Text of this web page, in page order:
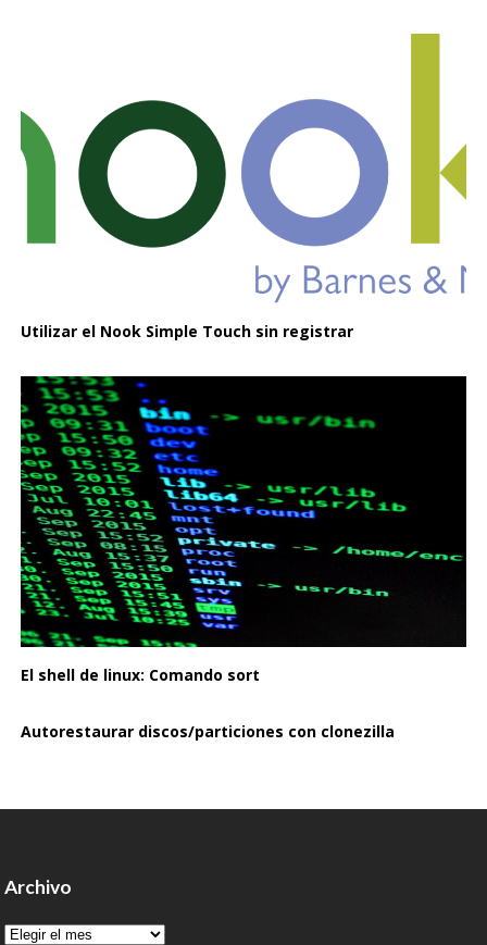
Utilizar el Nook Simple Touch sin registrar
El shell de linux: Comando sort
Autorestaurar discos/particiones con clonezilla
Archivo
Archivo